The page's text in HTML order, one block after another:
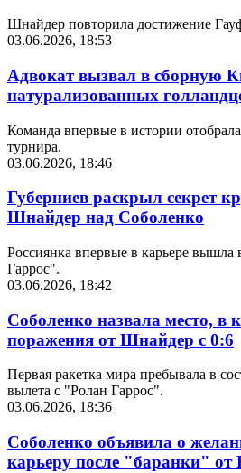
Шнайдер повторила достижение
03.06.2026, 18:53
Адвокат вызвал в сборную
натурализованных
Команда впервые в истории
турнира.
03.06.2026, 18:46
Губерниев раскрыл секрет
Шнайдер над Соболенко
Россиянка впервые в карьере
Гаррос".
03.06.2026, 18:42
Соболенко назвала место, в
поражения от Шнайдер с 0:6
Первая ракетка мира пребывала в
вылета с "Ролан Гаррос".
03.06.2026, 18:36
Соболенко объявила о
карьеру после "баранки"